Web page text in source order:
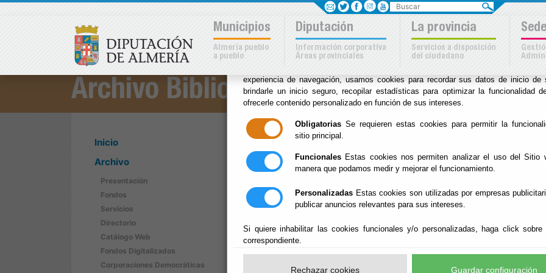
Sus opciones en
uso de cookies en este sitio
experiencia de navegación, usamos cookies para recordar sus datos de inicio de
brindarle un inicio seguro, recopilar estadísticas para optimizar la funcionalidad
ofrecerle contenido personalizado en función de sus intereses.
Obligatorias Se requieren estas cookies para permitir la
sitio principal.
Funcionales Estas cookies nos permiten analizar el uso del Sitio
manera que podamos medir y mejorar el funcionamiento.
Personalizadas Estas cookies son utilizadas por empresas
publicar anuncios relevantes para sus intereses.
Si quiere inhabilitar las cookies funcionales y/o personalizadas, haga click sobre
correspondiente.
Rechazar cookies Guardar configuración
Archivo Biblioteca
Inicio
Archivo
Presentación
Fondos
Servicios
Directorio
Catálogo Web
Fondos Digitalizados
Corporaciones Democráticas
Inicio -Archivo Biblioteca - 23 de Abril de 2026 -
23 de Abril de
Este año celebramos el Día del Libro bajo el lema:
Hemos organizado una exposición en el hall
Almería a través de la lectura.
Buscar
Municipios
Almería pueblo
a pueblo
Diputación
Información corporativa
Áreas provinciales
La provincia
Servicios a disposición
del ciudadano